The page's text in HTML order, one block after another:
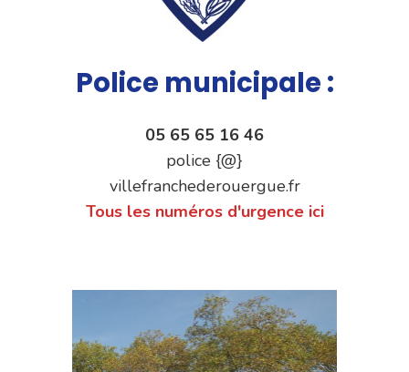
Police municipale :
05 65 65 16 46
police {@}
villefranchederouergue.fr
Tous les numéros d'urgence ici